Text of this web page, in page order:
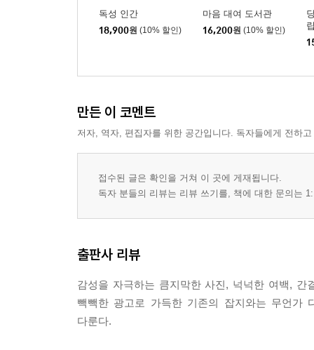
독성 인간
18,900원 (10% 할인)
마음 대여 도서관
16,200원 (10% 할인)
만든 이 코멘트
저자, 역자, 편집자를 위한 공간입니다. 독자들에게 전하
접수된 글은 확인을 거쳐 이 곳에 게재됩니다.
독자 분들의 리뷰는 리뷰 쓰기를, 책에 대한 문의는
출판사 리뷰
감성을 자극하는 큼지막한 사진, 넉넉한 여백,
빽빽한 광고로 가득한 기존의 잡지와는 무언가
다룬다.